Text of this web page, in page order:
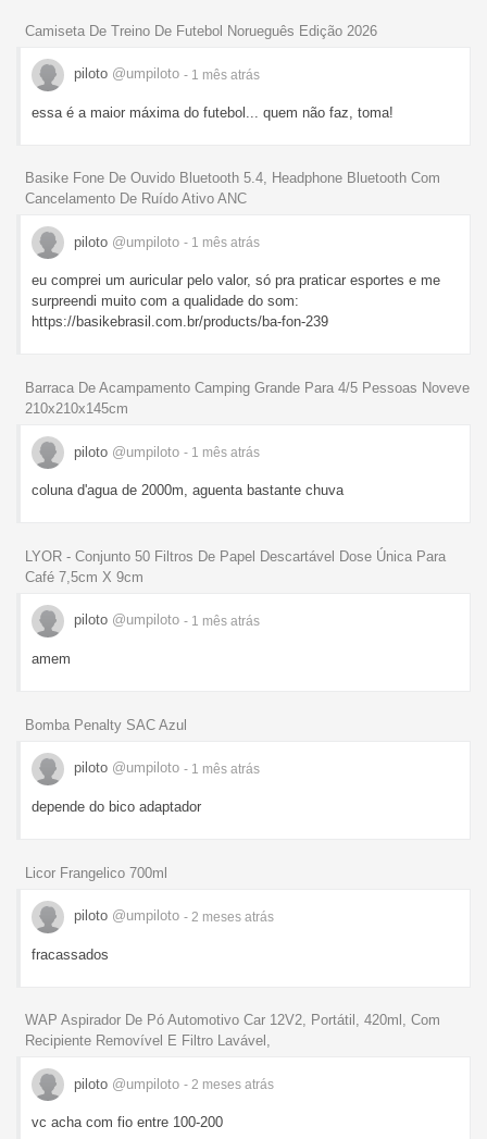
Camiseta De Treino De Futebol Norueguês Edição 2026
piloto @umpiloto - 1 mês atrás
essa é a maior máxima do futebol... quem não faz, toma!
Basike Fone De Ouvido Bluetooth 5.4, Headphone Bluetooth Com
Cancelamento De Ruído Ativo ANC
piloto @umpiloto - 1 mês atrás
eu comprei um auricular pelo valor, só pra praticar esportes e me
surpreendi muito com a qualidade do som:
https://basikebrasil.com.br/products/ba-fon-239
Barraca De Acampamento Camping Grande Para 4/5 Pessoas Noveve
210x210x145cm
piloto @umpiloto - 1 mês atrás
coluna d'agua de 2000m, aguenta bastante chuva
LYOR - Conjunto 50 Filtros De Papel Descartável Dose Única Para
Café 7,5cm X 9cm
piloto @umpiloto - 1 mês atrás
amem
Bomba Penalty SAC Azul
piloto @umpiloto - 1 mês atrás
depende do bico adaptador
Licor Frangelico 700ml
piloto @umpiloto - 2 meses atrás
fracassados
WAP Aspirador De Pó Automotivo Car 12V2, Portátil, 420ml, Com
Recipiente Removível E Filtro Lavável,
piloto @umpiloto - 2 meses atrás
vc acha com fio entre 100-200